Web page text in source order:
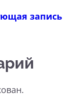
запись